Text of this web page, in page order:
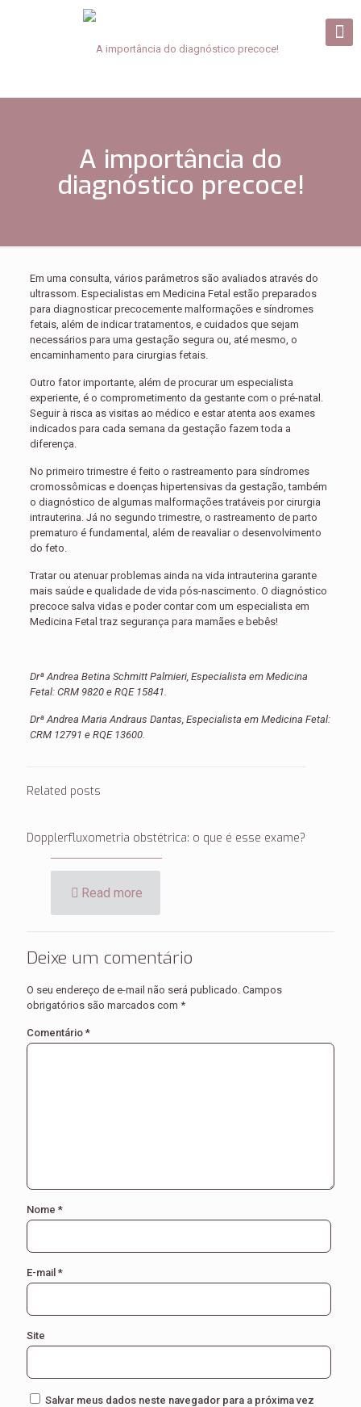
A importância do
diagnóstico precoce!
Em uma consulta, vários parâmetros são avaliados através do
ultrassom. Especialistas em Medicina Fetal estão preparados
para diagnosticar precocemente malformações e síndromes
fetais, além de indicar tratamentos, e cuidados que sejam
necessários para uma gestação segura ou, até mesmo, o
encaminhamento para cirurgias fetais.
Outro fator importante, além de procurar um especialista
experiente, é o comprometimento da gestante com o pré-natal.
Seguir à risca as visitas ao médico e estar atenta aos exames
indicados para cada semana da gestação fazem toda a
diferença.
No primeiro trimestre é feito o rastreamento para síndromes
cromossômicas e doenças hipertensivas da gestação, também
o diagnóstico de algumas malformações tratáveis por cirurgia
intrauterina. Já no segundo trimestre, o rastreamento de parto
prematuro é fundamental, além de reavaliar o desenvolvimento
do feto.
Tratar ou atenuar problemas ainda na vida intrauterina garante
mais saúde e qualidade de vida pós-nascimento. O diagnóstico
precoce salva vidas e poder contar com um especialista em
Medicina Fetal traz segurança para mamães e bebês!
Drª Andrea Betina Schmitt Palmieri, Especialista em Medicina
Fetal: CRM 9820 e RQE 15841.
Drª Andrea Maria Andraus Dantas, Especialista em Medicina Fetal:
CRM 12791 e RQE 13600.
Related posts
Dopplerfluxometria obstétrica: o que é esse exame?
Read more
Deixe um comentário
O seu endereço de e-mail não será publicado. Campos
obrigatórios são marcados com *
Comentário *
Nome *
E-mail *
Site
Salvar meus dados neste navegador para a próxima vez